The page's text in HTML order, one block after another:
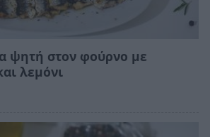
ψητή στον φούρνο με
λεμόνι